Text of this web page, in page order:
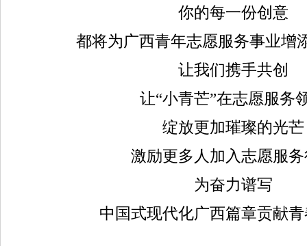
你的每一份创意
都将为广西青年志愿服务事业增
让我们携手共创
让“小青芒”在志愿服务
绽放更加璀璨的光芒
激励更多人加入志愿服
为奋力谱写
中国式现代化广西篇章贡献